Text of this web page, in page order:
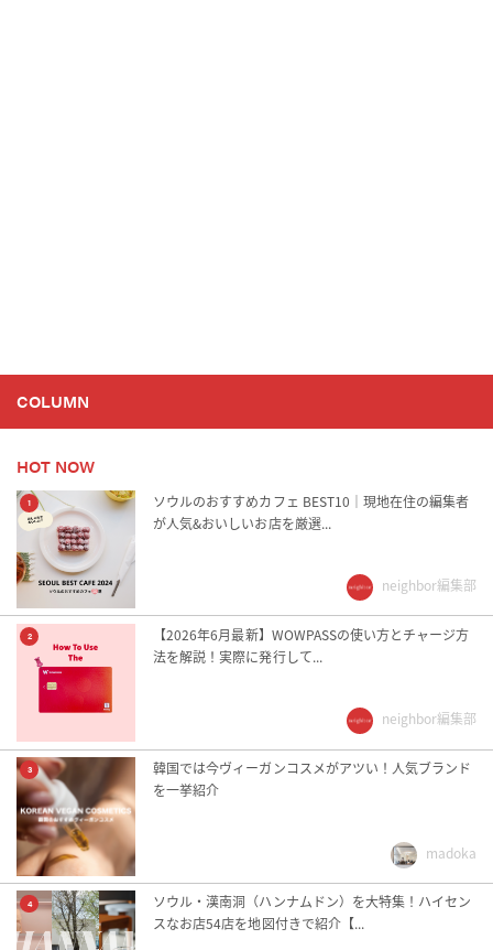
COLUMN
HOT NOW
1
ソウルのおすすめカフェ BEST10｜現地在住の編集者
が人気&おいしいお店を厳選...
neighbor編集部
2
【2026年6月最新】WOWPASSの使い方とチャージ方
法を解説！実際に発行して...
neighbor編集部
3
韓国では今ヴィーガンコスメがアツい！人気ブランド
を一挙紹介
madoka
4
ソウル・漢南洞（ハンナムドン）を大特集！ハイセン
スなお店54店を地図付きで紹介【...